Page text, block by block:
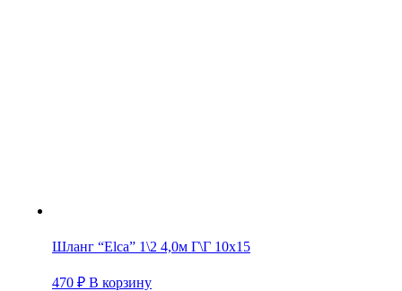
Шланг “Elca” 1\2 4,0м Г\Г 10х15
470 ₽ В корзину